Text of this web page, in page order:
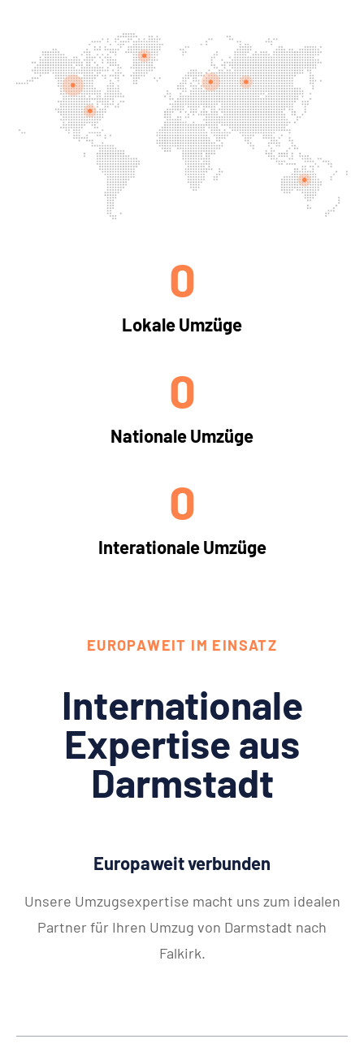
Lokale Umzüge
0
Nationale Umzüge
0
Interationale Umzüge
0
EUROPAWEIT IM EINSATZ
Internationale
Expertise aus
Darmstadt
Europaweit verbunden
Unsere Umzugsexpertise macht uns zum idealen
Partner für Ihren Umzug von Darmstadt nach
Falkirk.